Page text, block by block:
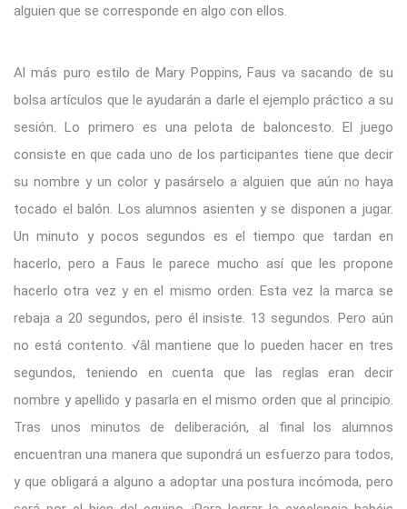
alguien que se corresponde en algo con ellos.
Al más puro estilo de Mary Poppins, Faus va sacando de su
bolsa artículos que le ayudarán a darle el ejemplo práctico a su
sesión. Lo primero es una pelota de baloncesto. El juego
consiste en que cada uno de los participantes tiene que decir
su nombre y un color y pasárselo a alguien que aún no haya
tocado el balón. Los alumnos asienten y se disponen a jugar.
Un minuto y pocos segundos es el tiempo que tardan en
hacerlo, pero a Faus le parece mucho así que les propone
hacerlo otra vez y en el mismo orden. Esta vez la marca se
rebaja a 20 segundos, pero él insiste. 13 segundos. Pero aún
no está contento. √âl mantiene que lo pueden hacer en tres
segundos, teniendo en cuenta que las reglas eran decir
nombre y apellido y pasarla en el mismo orden que al principio.
Tras unos minutos de deliberación, al final los alumnos
encuentran una manera que supondrá un esfuerzo para todos,
y que obligará a alguno a adoptar una postura incómoda, pero